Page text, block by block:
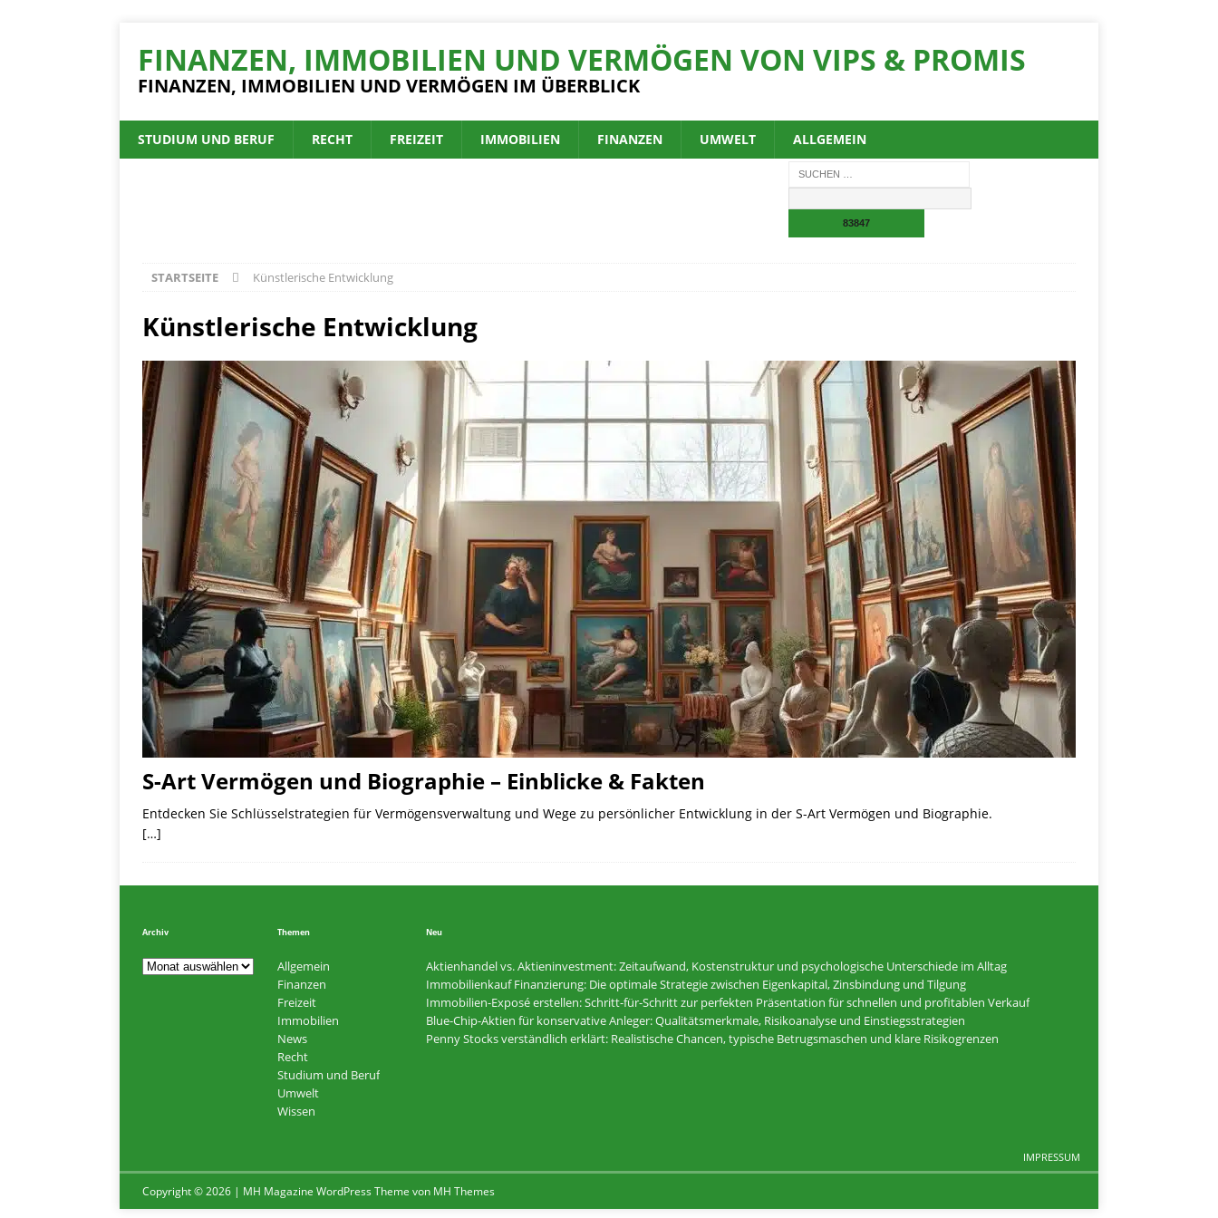
FINANZEN, IMMOBILIEN UND VERMÖGEN VON VIPS & PROMIS
FINANZEN, IMMOBILIEN UND VERMÖGEN IM ÜBERBLICK
STUDIUM UND BERUF RECHT FREIZEIT IMMOBILIEN FINANZEN UMWELT ALLGEMEIN
STARTSEITE Künstlerische Entwicklung
Künstlerische Entwicklung
S-Art Vermögen und Biographie – Einblicke & Fakten
Entdecken Sie Schlüsselstrategien für Vermögensverwaltung und Wege zu persönlicher Entwicklung in der S-Art Vermögen und Biographie.
[…]
Archiv Themen
Allgemein
Finanzen
Freizeit
Immobilien
News
Recht
Studium und Beruf
Umwelt
Wissen
Neu
Aktienhandel vs. Aktieninvestment: Zeitaufwand, Kostenstruktur und psychologische Unterschiede im Alltag
Immobilienkauf Finanzierung: Die optimale Strategie zwischen Eigenkapital, Zinsbindung und Tilgung
Immobilien-Exposé erstellen: Schritt-für-Schritt zur perfekten Präsentation für schnellen und profitablen Verkauf
Blue-Chip-Aktien für konservative Anleger: Qualitätsmerkmale, Risikoanalyse und Einstiegsstrategien
Penny Stocks verständlich erklärt: Realistische Chancen, typische Betrugsmaschen und klare Risikogrenzen
IMPRESSUM
Copyright © 2026 | MH Magazine WordPress Theme von MH Themes